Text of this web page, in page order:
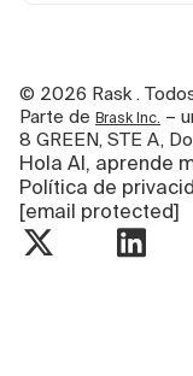
© 2026 Rask .
Parte de Brask Inc.
–
8 GREEN, STE A,
Hola AI, aprende
Política de
[email protected]